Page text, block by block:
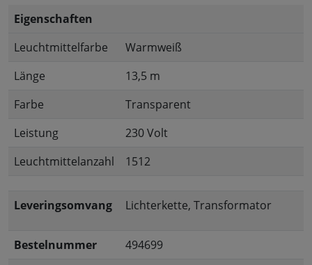
Eigenschaften
Leuchtmittelfarbe
Warmweiß
Länge
13,5 m
Farbe
Transparent
Leistung
230 Volt
Leuchtmittelanzahl
1512
Leveringsomvang Lichterkette, Transformator
Bestelnummer
494699